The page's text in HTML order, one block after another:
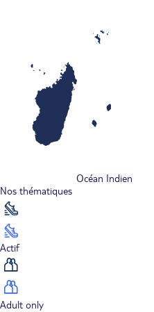
Océan Indien
Nos thématiques
Actif
Adult only